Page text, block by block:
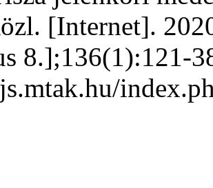
[Internet].
8.];136(1):121-